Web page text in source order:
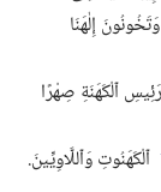
إِلٰهَنَا
رَئِيسِ ٱلْكَهَنَةِ صِهْرًا
ٱلْكَهَنُوتِ وَٱللَّاوِيِّينَ.‏